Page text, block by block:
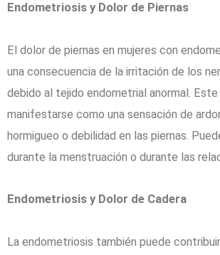
Endometriosis y Dolor de Piernas
El dolor de piernas en mujeres con
una consecuencia de la irritación de los
debido al tejido endometrial anormal.
manifestarse como una sensación de
hormigueo o debilidad en las piernas.
durante la menstruación o durante las
Endometriosis y Dolor de Cadera
La endometriosis también puede